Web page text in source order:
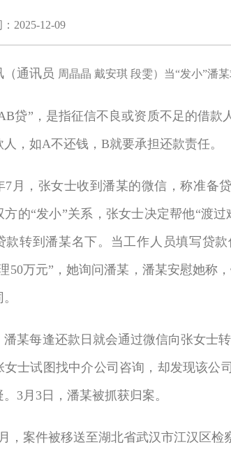
：2025-12-09
通讯员 周晶晶 戴安琪 段雯）当“发小”潘
”，是指征信不良或资质不足的借款
，如A不还钱，B就要承担还款责任。
，张女士收到潘某的微信，称准备贷
方的“发小”关系，张女士决定帮他“渡
款转到潘某名下。当工作人员填写贷
50万元”，她询问潘某，潘某安慰她称
每逢还款日就会通过微信向张女士转
女士试图找中介公司咨询，却发现该公
3月3日，潘某被抓获归案。
案件被移送至湖北省武汉市江汉区检